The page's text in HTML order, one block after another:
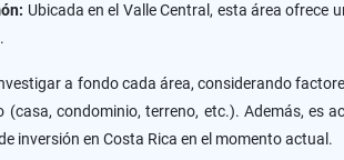
Ubicada en el Valle Central, esta área ofrece
a fondo cada área, considerando
(casa, condominio, terreno, etc.). Además, es
inversión en Costa Rica en el momento actual.